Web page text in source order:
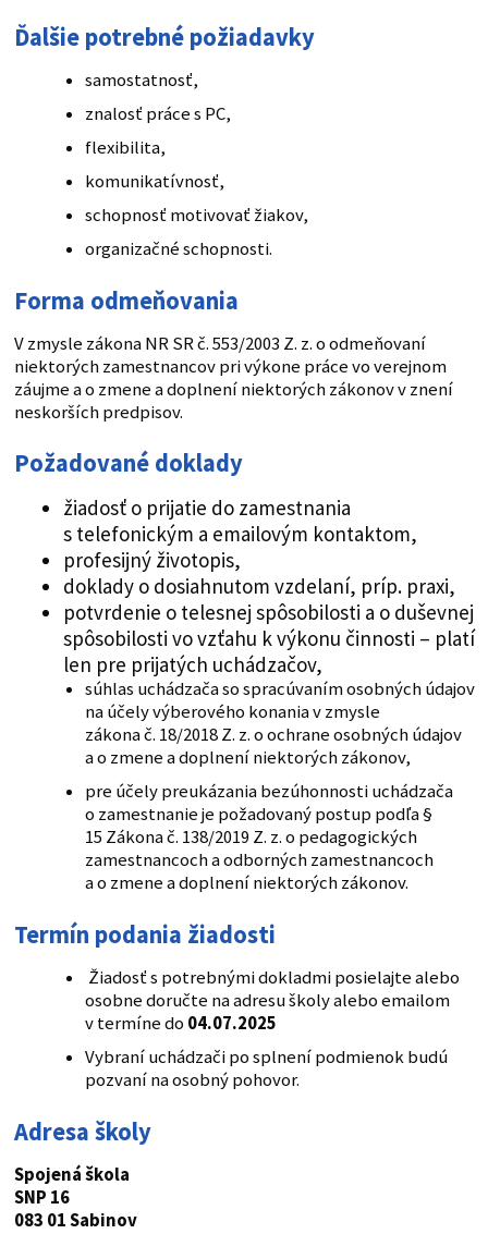
Ďalšie potrebné požiadavky
samostatnosť,
znalosť práce s PC,
flexibilita,
komunikatívnosť,
schopnosť motivovať žiakov,
organizačné schopnosti.
Forma odmeňovania
V zmysle zákona NR SR č. 553/2003 Z. z. o odmeňovaní
niektorých zamestnancov pri výkone práce vo verejnom
záujme a o zmene a doplnení niektorých zákonov v znení
neskorších predpisov.
Požadované doklady
žiadosť o prijatie do zamestnania
s telefonickým a emailovým kontaktom,
profesijný životopis,
doklady o dosiahnutom vzdelaní, príp. praxi,
potvrdenie o telesnej spôsobilosti a o duševnej
spôsobilosti vo vzťahu k výkonu činnosti – platí
len pre prijatých uchádzačov,
súhlas uchádzača so spracúvaním osobných údajov
na účely výberového konania v zmysle
zákona č. 18/2018 Z. z. o ochrane osobných údajov
a o zmene a doplnení niektorých zákonov,
pre účely preukázania bezúhonnosti uchádzača
o zamestnanie je požadovaný postup podľa §
15 Zákona č. 138/2019 Z. z. o pedagogických
zamestnancoch a odborných zamestnancoch
a o zmene a doplnení niektorých zákonov.
Termín podania žiadosti
Žiadosť s potrebnými dokladmi posielajte alebo
osobne doručte na adresu školy alebo emailom
v termíne do 04.07.2025
Vybraní uchádzači po splnení podmienok budú
pozvaní na osobný pohovor.
Adresa školy
Spojená škola
SNP 16
083 01 Sabinov